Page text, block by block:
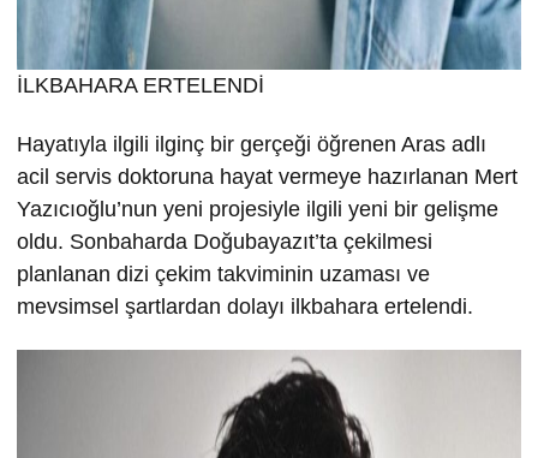
İLKBAHARA ERTELENDİ
Hayatıyla ilgili ilginç bir gerçeği öğrenen Aras adlı
acil servis doktoruna hayat vermeye hazırlanan Mert
Yazıcıoğlu’nun yeni projesiyle ilgili yeni bir gelişme
oldu. Sonbaharda Doğubayazıt’ta çekilmesi
planlanan dizi çekim takviminin uzaması ve
mevsimsel şartlardan dolayı ilkbahara ertelendi.